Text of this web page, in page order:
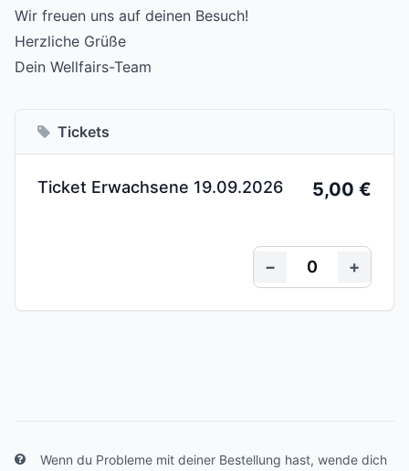
Wir freuen uns auf deinen Besuch!
Herzliche Grüße
Dein Wellfairs-Team
Tickets
Ticket Erwachsene 19.09.2026 5,00 €
− +
Wenn du Probleme mit deiner Bestellung hast, wende dich